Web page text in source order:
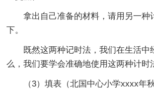
拿出自己准备的材料，请用另一种
下。
既然这两种记时法，我们在生活中
么，我们要学会准确地使用这两种计时
（3）填表（北国中心小学xxxx年